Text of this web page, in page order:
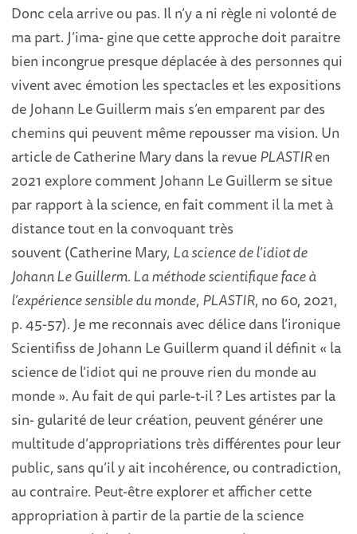
Donc cela arrive ou pas. Il n’y a ni règle ni volonté de
ma part. J’ima- gine que cette approche doit paraitre
bien incongrue presque déplacée à des personnes qui
vivent avec émotion les spectacles et les expositions
de Johann Le Guillerm mais s’en emparent par des
chemins qui peuvent même repousser ma vision. Un
article de Catherine Mary dans la revuePLASTIRen
2021 explore comment Johann Le Guillerm se situe
par rapport à la science, en fait comment il la met à
distance tout en la convoquant très
souvent (Catherine Mary, La science de l’idiot de
Johann Le Guillerm. La méthode scientifique faceà
l’expérience sensible du monde, PLASTIR, no 60, 2021,
p. 45-57). Je me reconnais avec délice dans l’ironique
Scientifiss de Johann Le Guillerm quand il définit « la
science de l’idiot qui ne prouve rien du monde au
monde ». Au fait de qui parle-t-il ? Les artistes par la
sin- gularité de leur création, peuvent générer une
multitude d’appropriations très différentes pour leur
public, sans qu’il y ait incohérence, ou contradiction,
au contraire. Peut-être explorer et afficher cette
appropriation à partir de la partie de la science